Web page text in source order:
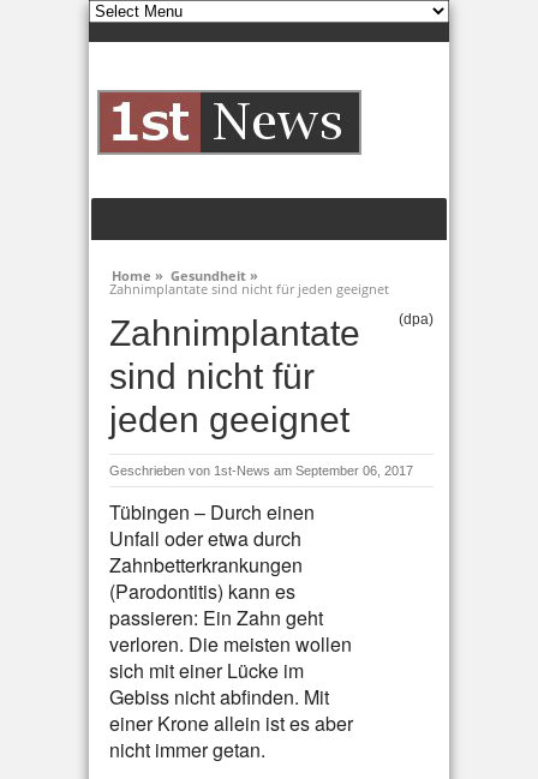
Home » Gesundheit »
Zahnimplantate sind nicht für jeden geeignet
Zahnimplantate
sind nicht für
jeden geeignet
(dpa)
Geschrieben von 1st-News am September 06, 2017
Tübingen – Durch einen
Unfall oder etwa durch
Zahnbetterkrankungen
(Parodontitis) kann es
passieren: Ein Zahn geht
verloren. Die meisten wollen
sich mit einer Lücke im
Gebiss nicht abfinden. Mit
einer Krone allein ist es aber
nicht immer getan.